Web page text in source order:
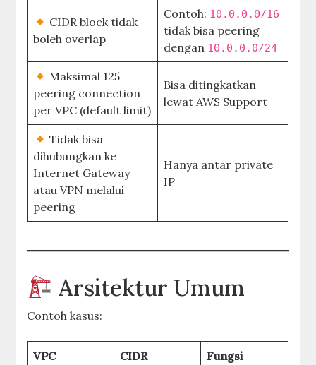
CIDR block tidak
boleh overlap
Contoh: 10.0.0.0/16
tidak bisa peering
dengan 10.0.0.0/24
Maksimal 125
peering connection
per VPC (default limit)
Bisa ditingkatkan
lewat AWS Support
Tidak bisa
dihubungkan ke
Internet Gateway
atau VPN melalui
peering
Hanya antar private
IP
Arsitektur Umum
Contoh kasus:
VPC CIDR Fungsi